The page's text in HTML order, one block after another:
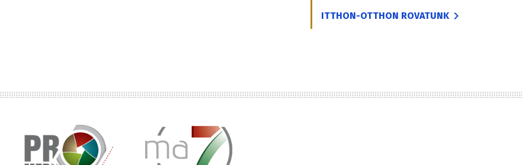
ITTHON-OTTHON ROVATUNK